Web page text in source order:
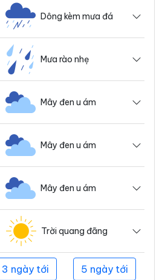
Dông kèm mưa đá
Mưa rào nhẹ
Mây đen u ám
Mây đen u ám
Mây đen u ám
Trời quang đãng
3 ngày tới 5 ngày tới